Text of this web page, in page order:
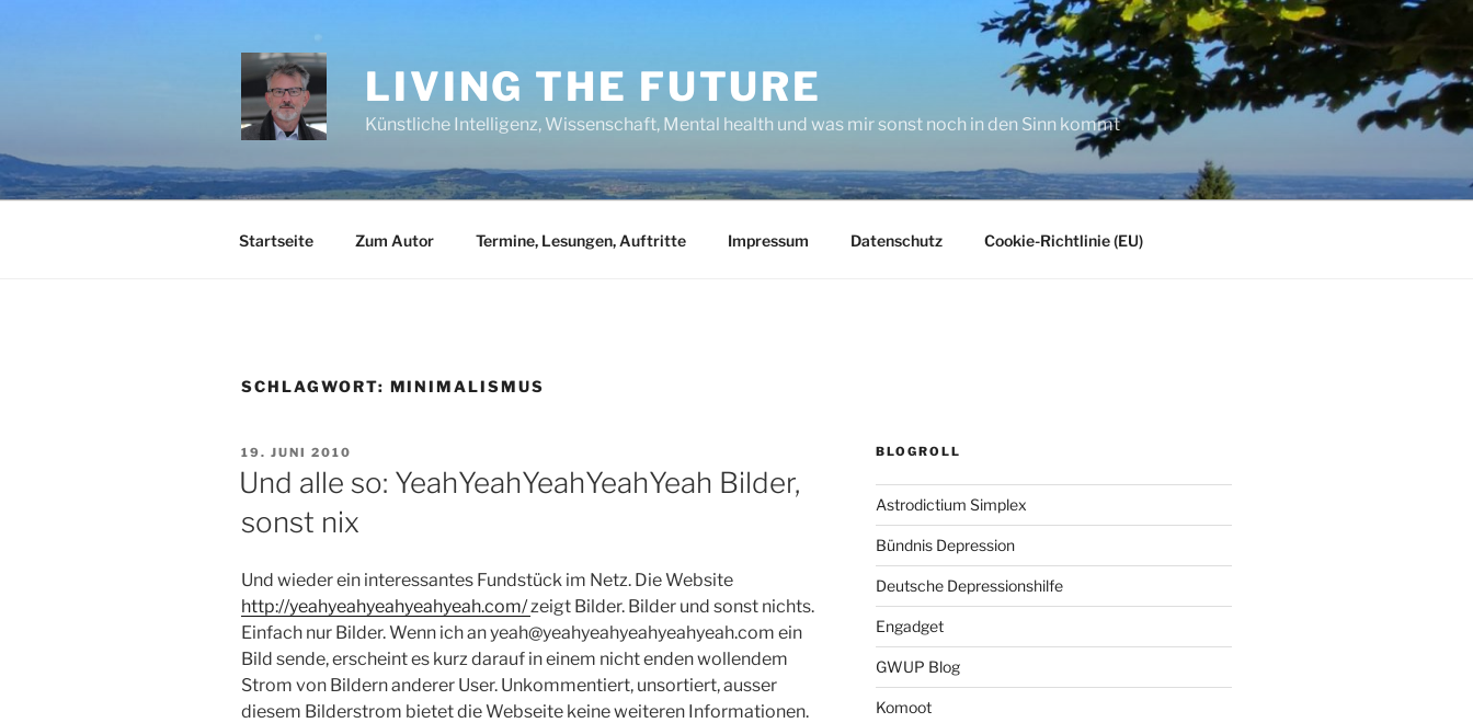
LIVING THE FUTURE
Künstliche Intelligenz, Wissenschaft, Mental health und was mir sonst noch in den Sinn kommt
Startseite Zum Autor Termine, Lesungen, Auftritte Impressum Datenschutz Cookie-Richtlinie (EU)
SCHLAGWORT: MINIMALISMUS
VERÖFFENTLICHT
AM
19. JUNI 2010
Und alle so: YeahYeahYeahYeahYeah Bilder,
sonst nix
Und wieder ein interessantes Fundstück im Netz. Die Website
http://yeahyeahyeahyeahyeah.com/zeigt Bilder. Bilder und sonst nichts.
Einfach nur Bilder. Wenn ich an yeah@yeahyeahyeahyeahyeah.com ein
Bild sende, erscheint es kurz darauf in einem nicht enden wollendem
Strom von Bildern anderer User. Unkommentiert, unsortiert, ausser
diesem Bilderstrom bietet die Webseite keine weiteren Informationen.
BLOGROLL
Astrodictium Simplex
Bündnis Depression
Deutsche Depressionshilfe
Engadget
GWUP Blog
Komoot